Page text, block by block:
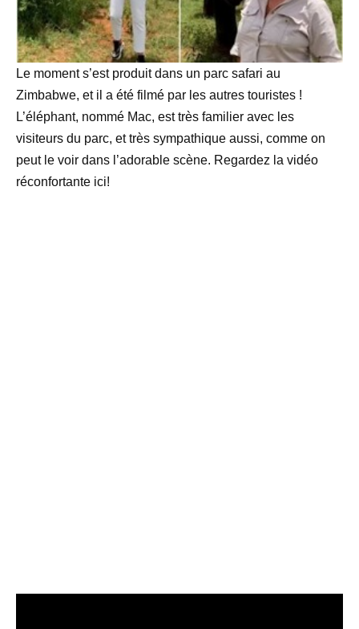
Le moment s’est produit dans un parc safari au
Zimbabwe, et il a été filmé par les autres touristes !
L’éléphant, nommé Mac, est très familier avec les
visiteurs du parc, et très sympathique aussi, comme on
peut le voir dans l’adorable scène. Regardez la vidéo
réconfortante ici!